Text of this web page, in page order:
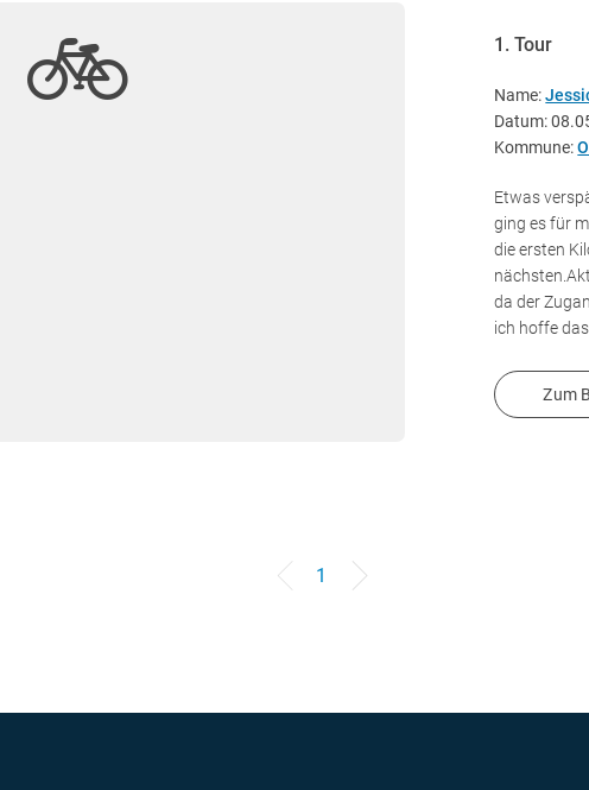
1. Tour
Name:
Datum:
Kommune:
Etwas
ging es für
die ersten
da der
ich hoffe
Zum
1